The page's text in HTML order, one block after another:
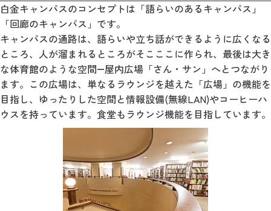
白金キャンパスのコンセプトは「語らいのあるキャンパス」
「回廊のキャンパス」です。
キャンパスの通路は、語らいや立ち話ができるように広くなる
ところ、人が溜まれるところがそこここに作られ、最後は大き
な体育館のような空間―屋内広場「さん・サン」へとつながり
ます。この広場は、単なるラウンジを越えた「広場」の機能を
目指し、ゆったりした空間と情報設備(無線LAN)やコーヒーハ
ウスを持っています。食堂もラウンジ機能を目指しています。